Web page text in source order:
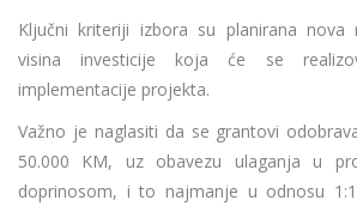
Ključni kriteriji izbora su planirana nova
visina investicije koja će se
implementacije projekta.
Važno je naglasiti da se grantovi
50.000 KM, uz obavezu ulaganja u
doprinosom, i to najmanje u odnosu